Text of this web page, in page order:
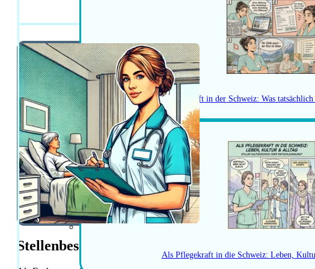
Herausforderungen als Pflegekraft in der Schweiz: Was
Als Pflegekraft in die Schweiz: Leben,
Fachperson Gesundheit
Stellenbeschreibung